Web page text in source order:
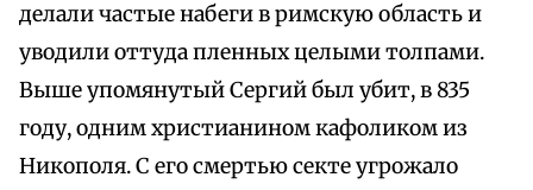
делали частые набеги в римскую область и
уводили оттуда пленных целыми толпами.
Выше упомянутый Сергий был убит, в 835
году, одним христианином кафоликом из
Никополя. С его смертью секте угрожало